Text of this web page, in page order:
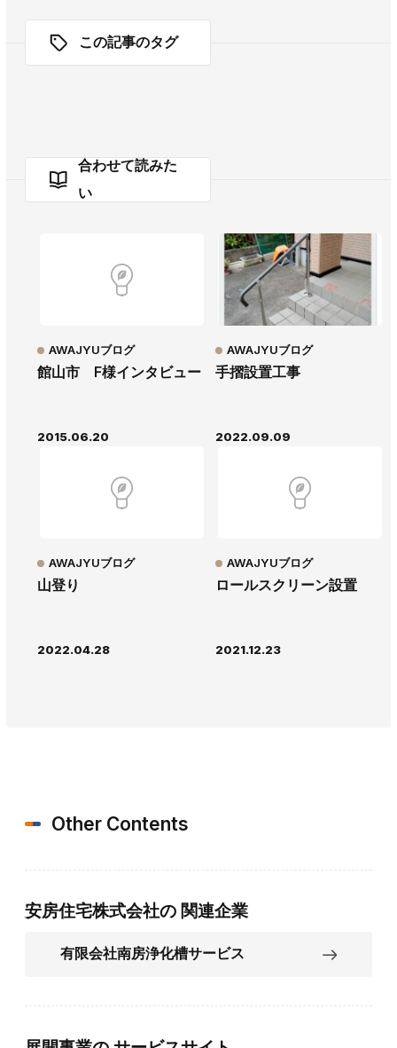
この記事のタグ
合わせて読みた
い
館山市 F様インタビュー
AWAJYUブログ
2015.06.20
手摺設置工事
AWAJYUブログ
2022.09.09
山登り
AWAJYUブログ
2022.04.28
ロールスクリーン設置
AWAJYUブログ
2021.12.23
Other Contents
安房住宅株式会社の 関連企業
有限会社南房浄化槽サービス